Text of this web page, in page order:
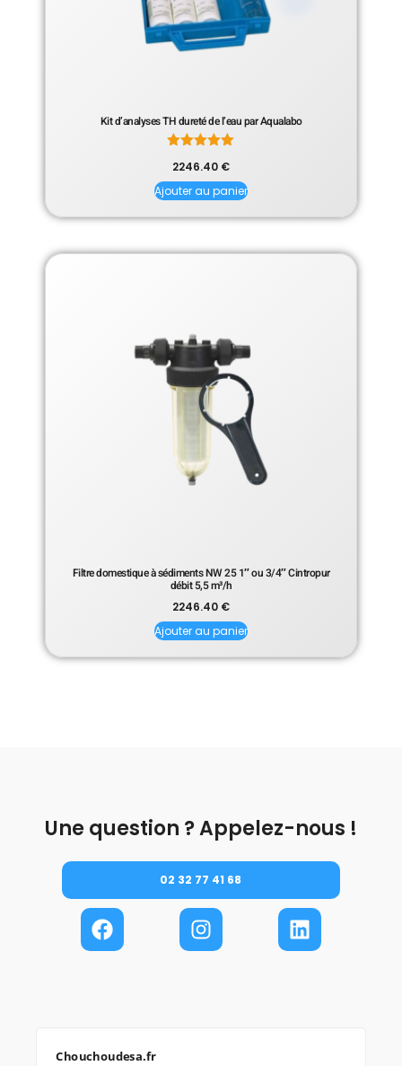
Kit d’analyses TH dureté de l’eau par Aqualabo
5.00
sur 5
2246.40 €
Ajouter au panier
Filtre domestique à sédiments NW 25 1″ ou 3/4″ Cintropur
débit 5,5 m³/h
2246.40 €
Ajouter au panier
Une question ? Appelez-nous !
02 32 77 41 68
Chouchoudesa.fr